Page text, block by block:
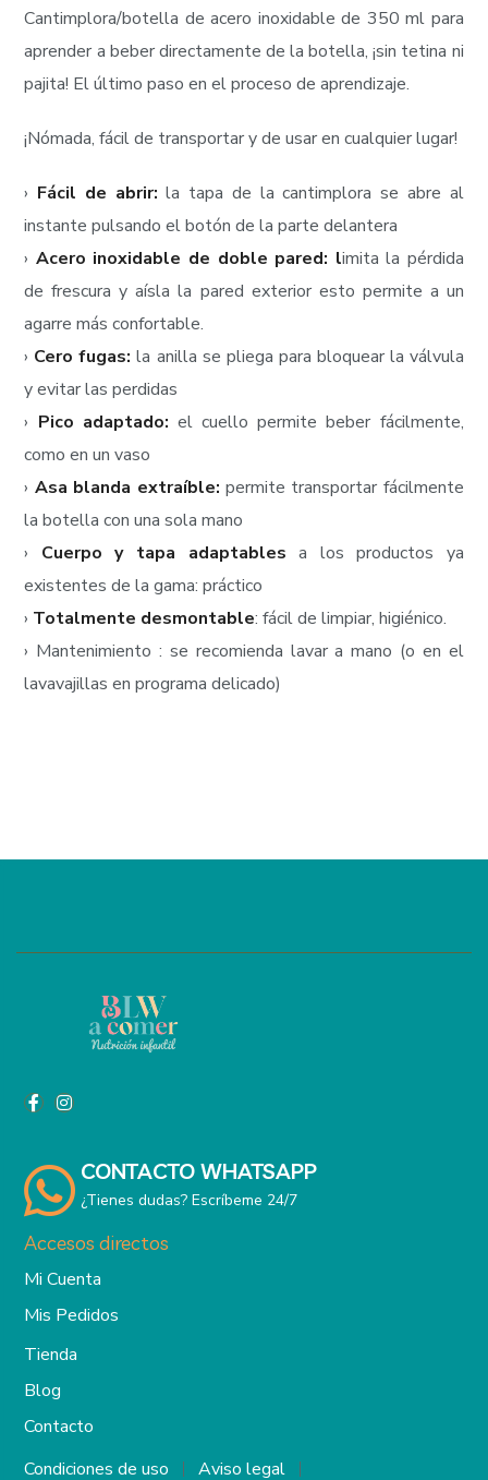
Cantimplora/botella de acero inoxidable de 350 ml para
aprender a beber directamente de la botella, ¡sin tetina ni
pajita! El último paso en el proceso de aprendizaje.
¡Nómada, fácil de transportar y de usar en cualquier lugar!
› Fácil de abrir: la tapa de la cantimplora se abre al
instante pulsando el botón de la parte delantera
› Acero inoxidable de doble pared: limita la pérdida
de frescura y aísla la pared exterior esto permite a un
agarre más confortable.
› Cero fugas: la anilla se pliega para bloquear la válvula
y evitar las perdidas
› Pico adaptado: el cuello permite beber fácilmente,
como en un vaso
› Asa blanda extraíble: permite transportar fácilmente
la botella con una sola mano
› Cuerpo y tapa adaptables a los productos ya
existentes de la gama: práctico
› Totalmente desmontable: fácil de limpiar, higiénico.
› Mantenimiento : se recomienda lavar a mano (o en el
lavavajillas en programa delicado)
CONTACTO WHATSAPP
¿Tienes dudas? Escríbeme 24/7
Accesos directos
Mi Cuenta
Mis Pedidos
Tienda
Blog
Contacto
Condiciones de uso
Aviso legal